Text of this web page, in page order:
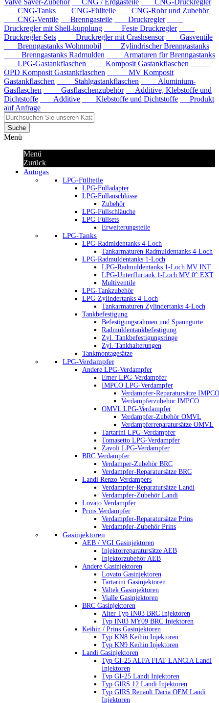
Valve Saver-Zubehör
CNG / Erdgasteile
CNG-Druckregler
CNG-Tanks
CNG-Füllteile
CNG-Rohr und Zubehör
CNG-Ventile
Brenngasteile
Druckregler
Druckregler mit Shell-kupplung
Feste Druckregler
Druckregler-Sets
Druckregler mit Crashsensor
Gasventile
Brenngastanks Wohnmobil
Zylindrischer Brenngastanks
Brenngastanks Radmulden
Armaturen für Brenngastanks
LPG-Gastankflaschen
Komposit Gastankflaschen
OPD Komposit Gastankflaschen
MV Komposit
Gastankflaschen
Stahlgastankflaschen
Aluminium-
Gasflaschen
Gasflaschenzubehör
Additive, Klebstoffe und
Dichtstoffe
Additive Klebstoffe und Dichtstoffe
Produkt
auf Anfrage
Suche
Menü
Menü
Zurück
Autogas
LPG-Füllteile
LPG-Fülladapter
LPG-Füllanschlüsse
Zubehör
LPG-Füllschläuche
LPG-Füllsets
Erweiterungsteile
LPG-Tanks
LPG-Radmldentanks 4-Loch
Tankarmaturen Radmuldentanks 4-Loch
LPG-Radmuldentanks 1-Loch
LPG-Radmuldentanks 1-Loch MV INT
LPG-Unterflurtank 1-Loch MV 0° EXT
Multiventile
LPG-Tankzubehör
LPG-Zylindertanks 4-Loch
Tankarmaturen Zylindertanks 4-Loch
Tankbefestigung
Befestigungsrahmen und Spanngurte
Radmuldentankbefestigung
Zyl. Tankbefestigungsringe
Zyl. Tankhalterungen
Tankmontagesätze
LPG-Verdampfer
Andere LPG-Verdampfer
Emer LPG-Verdampfer
IMPCO LPG-Verdampfer
Verdampfer-Reparatursätze IMPCO
Verdampferzubehör IMPCO
OMVL LPG-Verdampfer
Verdampfer-Zubehör OMVL
Verdampferreparatursätze OMVL
Tartarini LPG-Verdampfer
Tomasetto LPG-Verdampfer
Zavoli LPG-Verdampfer
BRC Verdampfer
Verdamper-Zubehör BRC
Verdampfer-Reparatursätze BRC
Landi Renzo Verdampers
Verdampfer-Reparatursätze Landi
Verdampfer-Zubehör Landi
Lovato Verdampfer
Prins Verdampfer
Verdampfer-Reparatursätze Prins
Verdampfer-Zubehör Prins
Gasinjektoren
AEB / VGI Gasinjektoren
Injektorreparatursätze AEB
Injektorzubehör AEB
Andere Gasinjektoren
Lovato Gasinjektoren
Tartarini Gasinjektoren
Valtek Gasinjektoren
Vialle Gasinjektoren
BRC Gasinjektoren
Alter Typ IN03 BRC Injektoren
Typ IN03 MY09 BRC Injektoren
Keihin / Prins Gasinjektoren
Typ KN8 Keihin Injektoren
Typ KN9 Keihin Injektoren
Landi Gasinjektoren
Typ GI-25 ALFA FIAT LANCIA Landi
Injektoren
Typ GI-25 Landi Injektoren
Typ GIRS 12 Landi Injektoren
Typ GIRS Renault Dacia OEM Landi
Injektoren